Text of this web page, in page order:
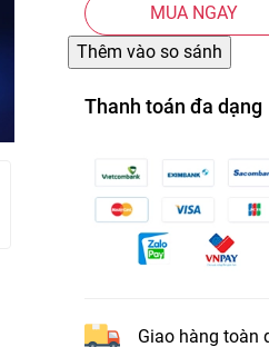
MUA NGAY
Thanh toán đa dạng
Giao hàng toàn